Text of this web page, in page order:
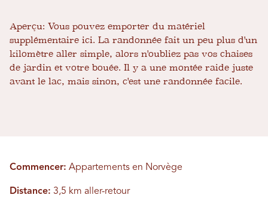
Aperçu: Vous pouvez emporter du matériel
supplémentaire ici. La randonnée fait un peu plus d'un
kilomètre aller simple, alors n'oubliez pas vos chaises
de jardin et votre bouée. Il y a une montée raide juste
avant le lac, mais sinon, c'est une randonnée facile.
Commencer: Appartements en Norvège
Distance: 3,5 km aller-retour